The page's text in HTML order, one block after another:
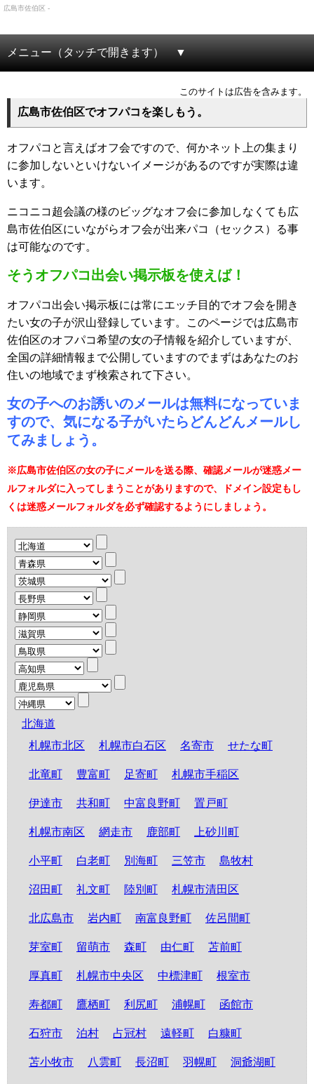
広島市佐伯区 -
メニュー（タッチで開きます）
このサイトは広告を含みます。
広島市佐伯区でオフパコを楽しもう。
オフパコと言えばオフ会ですので、何かネット上の集まり
に参加しないといけないイメージがあるのですが実際は違
います。
ニコニコ超会議の様のビッグなオフ会に参加しなくても広
島市佐伯区にいながらオフ会が出来パコ（セックス）る事
は可能なのです。
そうオフパコ出会い掲示板を使えば！
オフパコ出会い掲示板には常にエッチ目的でオフ会を開き
たい女の子が沢山登録しています。このページでは広島市
佐伯区のオフパコ希望の女の子情報を紹介していますが、
全国の詳細情報まで公開していますのでまずはあなたのお
住いの地域でまず検索されて下さい。
女の子へのお誘いのメールは無料になっていま
すので、気になる子がいたらどんどんメールし
てみましょう。
※広島市佐伯区の女の子にメールを送る際、確認メールが迷惑メー
ルフォルダに入ってしまうことがありますので、ドメイン設定もし
くは迷惑メールフォルダを必ず確認するようにしましょう。
北海道
札幌市北区
札幌市白石区 名寄市 せたな町
北竜町 豊富町 足寄町 札幌市手稲区
伊達市 共和町 中富良野町 置戸町
札幌市南区 網走市 鹿部町 上砂川町
小平町 白老町 別海町 三笠市 島牧村
沼田町 礼文町 陸別町 札幌市清田区
北広島市 岩内町 南富良野町 佐呂間町
芽室町 留萌市 森町 由仁町 苫前町
厚真町 札幌市中央区 中標津町 根室市
寿都町 鷹栖町 利尻町 浦幌町 函館市
石狩市 泊村 占冠村 遠軽町 白糠町
苫小牧市 八雲町 長沼町 羽幌町 洞爺湖町